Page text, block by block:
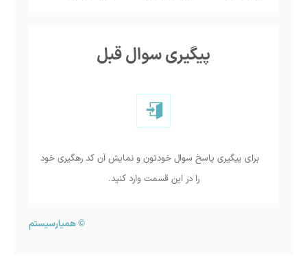
پیگیری سوال قبل
برای پیگیری پاسخ سوال خودتون و نمایش آن کد رهگیری خود
را در این قسمت وارد کنید.
©همیارسیستم